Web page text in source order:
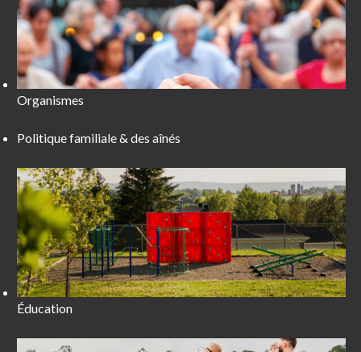
Organismes
Politique familiale & des aînés
Éducation